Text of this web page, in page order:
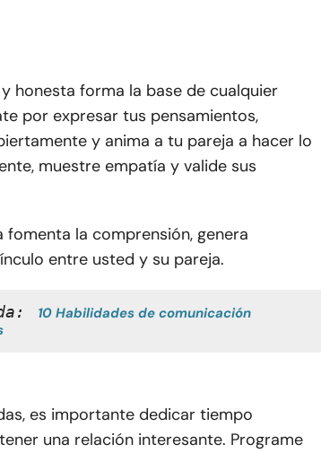
honesta forma la base de cualquier
por expresar tus pensamientos,
y anima a tu pareja a hacer lo
muestre empatía y valide sus
la comprensión, genera
entre usted y su pareja.
10 Habilidades de comunicación
es importante dedicar tiempo
una relación interesante. Programe